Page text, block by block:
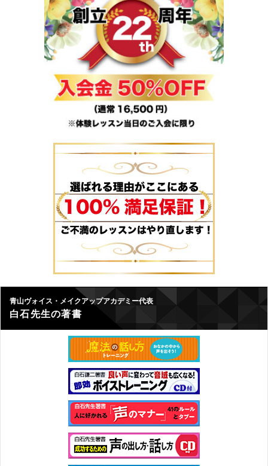
青山ヴォイス・メイクアップアカデミー代表
白石先生の著書